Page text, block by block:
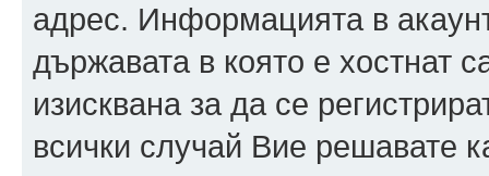
адрес. Информацията в
държавата в която е хостнат
изисквана за да се
всички случай Вие решавате